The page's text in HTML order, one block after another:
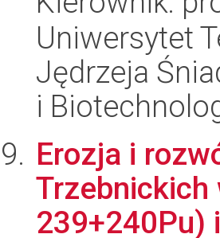
Uniwersytet
Jędrzeja
i
Erozja i
Trzebnickich
239+240Pu)